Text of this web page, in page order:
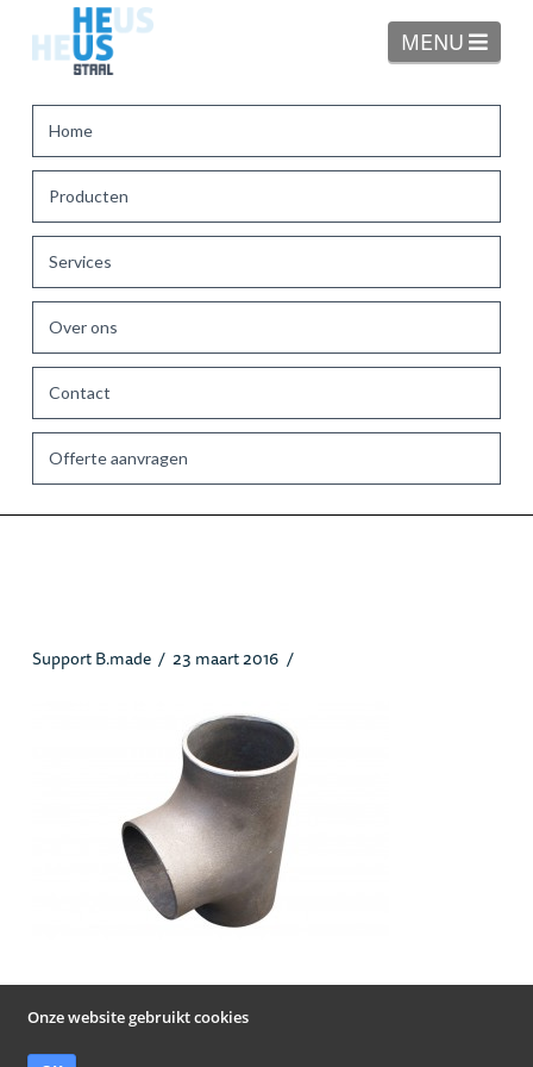
Onze website gebruikt cookies
MENU
Home
Producten
Services
Over ons
Contact
Offerte aanvragen
Support B.made 23 maart 2016